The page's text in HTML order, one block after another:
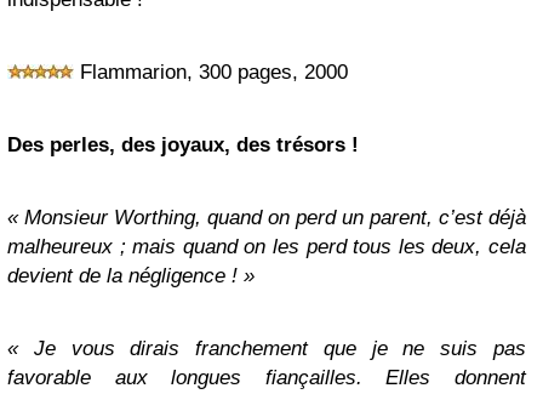
Flammarion, 300 pages, 2000
Des perles, des joyaux, des trésors !
« Monsieur Worthing, quand on perd un parent, c’est déjà
malheureux ; mais quand on les perd tous les deux, cela
devient de la négligence ! »
« Je vous dirais franchement que je ne suis pas
favorable aux longues fiançailles. Elles donnent